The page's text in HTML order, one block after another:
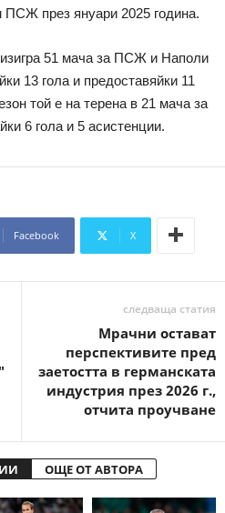
ПСЖ през януари 2025 година.
51 мача за ПСЖ и Наполи
13 гола и предоставяйки 11
той е на терена в 21 мача за
6 гола и 5 асистенции.
Facebook X
следваща статия
Мрачни остават
перспективите пред
заетостта в германската
индустрия през 2026 г.,
отчита проучване
ОЩЕ ОТ АВТОРА